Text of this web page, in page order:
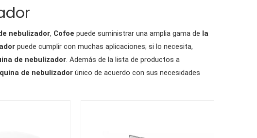
nebulizador, Cofoe puede suministrar una amplia gama de la
puede cumplir con muchas aplicaciones; si lo necesita,
de nebulizador. Además de la lista de productos a
de nebulizador único de acuerdo con sus necesidades